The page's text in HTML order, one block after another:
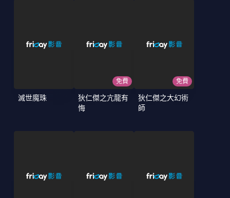
滅世魔珠
免費
狄仁傑之亢龍有
悔
免費
狄仁傑之大幻術
師